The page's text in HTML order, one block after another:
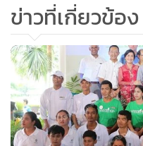
ทบจากเหตุการณ์ชุมนุมทางก
ประชุม ครม. เรื่องนี้ตนเป็น
งาม รองนายกรัฐมนตรี ไปตั้
มีพันธะทางกฎหมายเนื่องจ
ไม่จบ ถ้าเยียวยาเฉพาะคน
ร้อน ต้องเคลียร์ตรงนี้ให้ได้
น้อยมันก็ผิด ถ้ากฎหมายยัง
ข่าวที่เกี่ยวข้อง